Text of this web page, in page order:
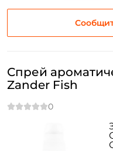
Спрей
Zander Fish